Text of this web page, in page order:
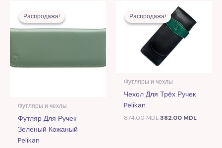
Распродажа!
Распродажа!
Футляры и чехлы
Футляр Для Ручек
Зеленый Кожаный
Pelikan
составляла
1.332,00 MDL.
613,00 MDL.
Распродажа!
Распродажа!
Футляры и чехлы
Чехол Для Трёх Ручек
Pelikan
874,00MDL
Первоначальная
цена
составляла
874,00 MDL.
382,00 MDL
382,00